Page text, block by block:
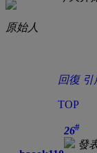
原始人
回復 引
TOP
26#
發